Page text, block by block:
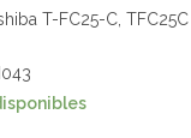
T-FC25-C, TFC25C